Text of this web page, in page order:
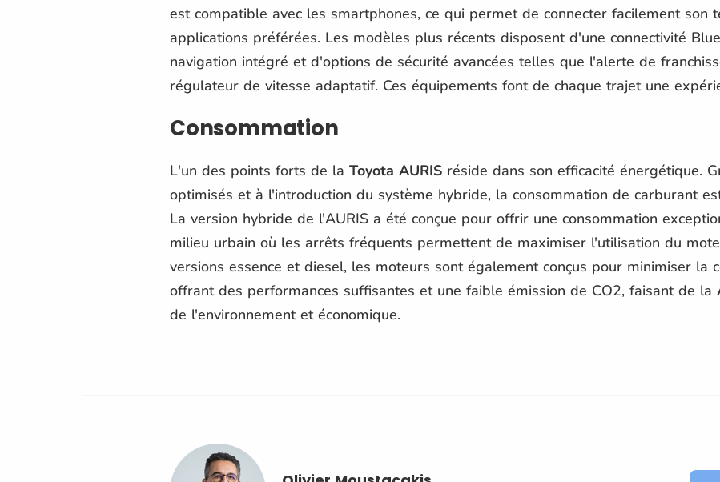
est compatible avec les smartphones, ce qui permet de connecter facilement son
applications préférées. Les modèles plus récents disposent d'une connectivité
navigation intégré et d'options de sécurité avancées telles que l'alerte de
régulateur de vitesse adaptatif. Ces équipements font de chaque trajet une
Consommation
L'un des points forts de la Toyota AURIS réside dans son efficacité énergétique.
optimisés et à l'introduction du système hybride, la consommation de carburant
La version hybride de l'AURIS a été conçue pour offrir une consommation
milieu urbain où les arrêts fréquents permettent de maximiser l'utilisation du
versions essence et diesel, les moteurs sont également conçus pour minimiser la
offrant des performances suffisantes et une faible émission de CO2, faisant de la
de l'environnement et économique.